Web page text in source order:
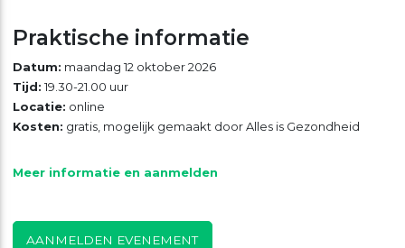
Praktische informatie
Datum: maandag 12 oktober 2026
Tijd: 19.30-21.00 uur
Locatie: online
Kosten: gratis, mogelijk gemaakt door Alles is Gezondheid
Meer informatie en aanmelden
AANMELDEN EVENEMENT